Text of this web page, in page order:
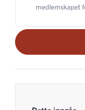
medlemskapet